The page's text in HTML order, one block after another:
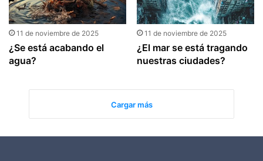
11 de noviembre de 2025
¿Se está acabando el
agua?
11 de noviembre de 2025
¿El mar se está tragando
nuestras ciudades?
Cargar más